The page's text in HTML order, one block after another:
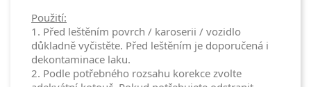
Použití:
1. Před leštěním povrch / karoserii / vozidlo
důkladně vyčistěte. Před leštěním je doporučená i
dekontaminace laku.
2. Podle potřebného rozsahu korekce zvolte